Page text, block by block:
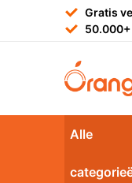
Gratis
Alle